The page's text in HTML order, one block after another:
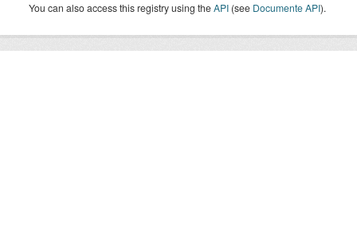
You can also access this registry using theAPI (see Documente API).